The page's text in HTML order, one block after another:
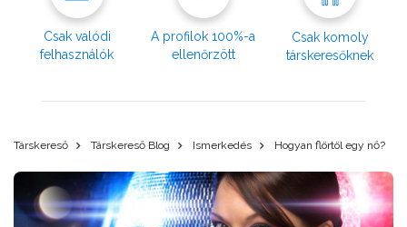
Csak valódi
felhasználók
A profilok 100%-a
ellenőrzött
Csak komoly
társkeresőknek
Társkereső Társkereső Blog Ismerkedés Hogyan flörtöl egy nő?